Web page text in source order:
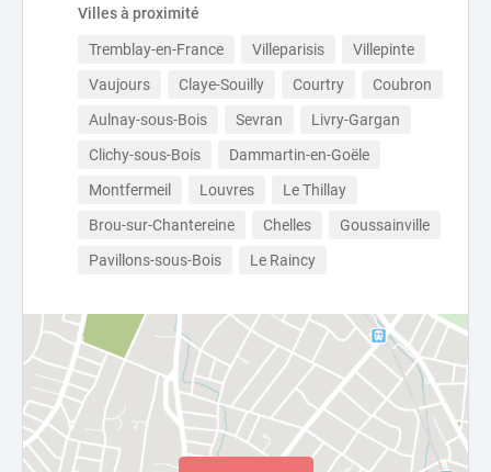
Villes à proximité
Tremblay-en-France Villeparisis
Villepinte
Vaujours
Claye-Souilly Courtry
Coubron
Aulnay-sous-Bois
Sevran
Livry-Gargan
Clichy-sous-Bois
Dammartin-en-Goële
Montfermeil
Louvres
Le Thillay
Brou-sur-Chantereine
Chelles
Goussainville
Pavillons-sous-Bois
Le Raincy